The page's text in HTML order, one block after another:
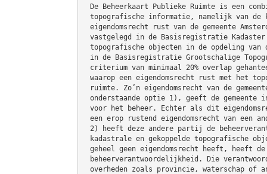
De Beheerkaart Publieke Ruimte is een
topografische informatie, namelijk van de
eigendomsrecht rust van de gemeente
vastgelegd in de Basisregistratie Kadaster
topografische objecten in de opdeling van
in de Basisregistratie Grootschalige
criterium van minimaal 20% overlap
waarop een eigendomsrecht rust met het
ruimte. Zo’n eigendomsrecht van de
onderstaande optie 1), geeft de
voor het beheer. Echter als dit
een erop rustend eigendomsrecht van een
2) heeft deze andere partij de
kadastrale en gekoppelde topografische
geheel geen eigendomsrecht heeft, heeft de
beheerverantwoordelijkheid. Die
overheden zoals provincie, waterschap of